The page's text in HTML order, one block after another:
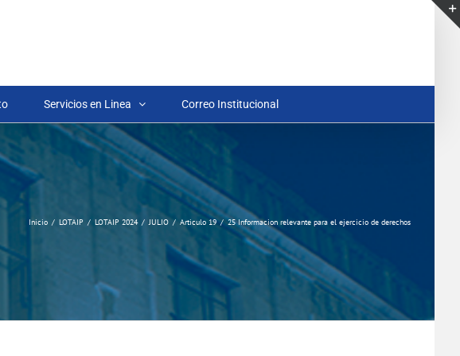
Servicios en Linea Correo Institucional
Inicio LOTAIP LOTAIP 2024 JULIO Articulo 19 25 Informacion relevante para el ejercicio de derechos